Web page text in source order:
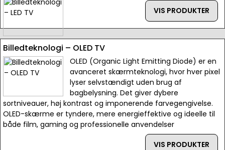
VIS PRODUKTER
Billedteknologi – OLED TV
OLED (Organic Light Emitting Diode) er en
avanceret skærmteknologi, hvor hver pixel
lyser selvstændigt uden brug af
bagbelysning. Det giver dybere
sortniveauer, høj kontrast og imponerende farvegengivelse.
OLED-skærme er tyndere, mere energieffektive og ideelle til
både film, gaming og professionelle anvendelser
VIS PRODUKTER